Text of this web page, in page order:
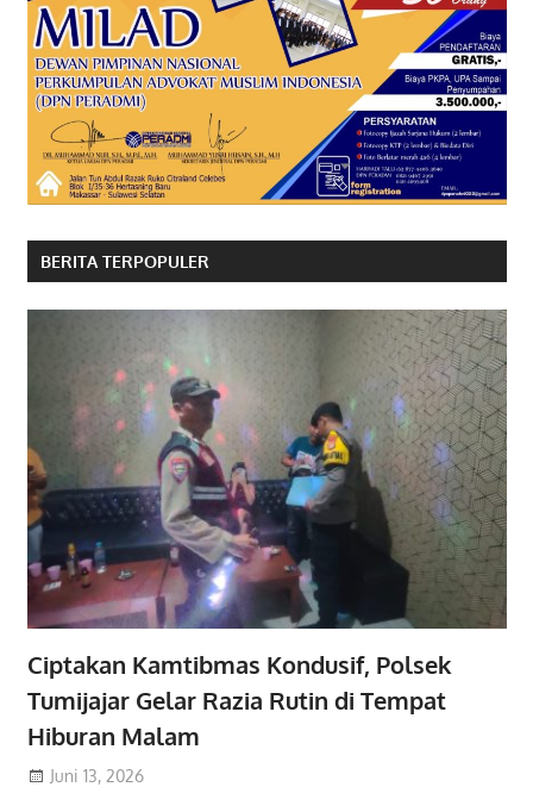
BERITA TERPOPULER
Ciptakan Kamtibmas Kondusif, Polsek
Tumijajar Gelar Razia Rutin di Tempat
Hiburan Malam
Juni 13, 2026